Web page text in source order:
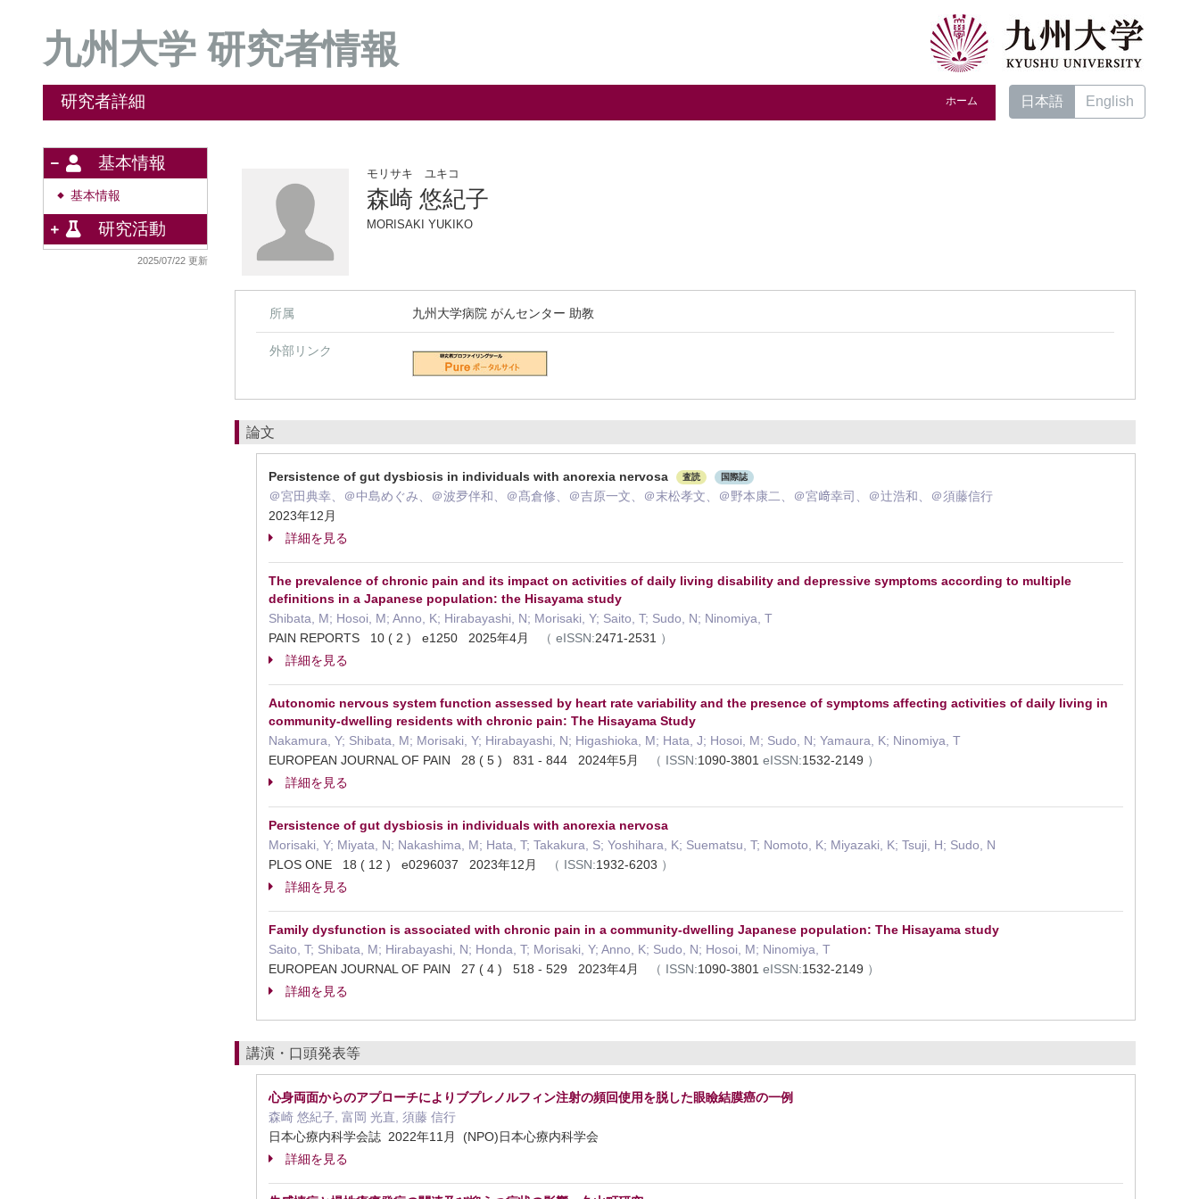
九州大学 研究者情報
研究者詳細 ホーム 日本語 English
基本情報
◆ 基本情報
研究活動
2025/07/22 更新
モリサキ ユキコ
森崎 悠紀子
MORISAKI YUKIKO
所属 九州大学病院 がんセンター 助教
外部リンク
論文
Persistence of gut dysbiosis in individuals with anorexia nervosa 査読 国際誌
＠宮田典幸、＠中島めぐみ、＠波夛伴和、＠髙倉修、＠吉原一文、＠末松孝文、＠野本康二、＠宮﨑幸司、＠辻浩和、＠須藤信行
2023年12月
詳細を見る
The prevalence of chronic pain and its impact on activities of daily living disability and depressive symptoms according to multiple
definitions in a Japanese population: the Hisayama study
Shibata, M; Hosoi, M; Anno, K; Hirabayashi, N; Morisaki, Y; Saito, T; Sudo, N; Ninomiya, T
PAIN REPORTS 10 ( 2 ) e1250 2025年4月
（ eISSN:2471-2531 ）
詳細を見る
Autonomic nervous system function assessed by heart rate variability and the presence of symptoms affecting activities of daily living in
community-dwelling residents with chronic pain: The Hisayama Study
Nakamura, Y; Shibata, M; Morisaki, Y; Hirabayashi, N; Higashioka, M; Hata, J; Hosoi, M; Sudo, N; Yamaura, K; Ninomiya, T
EUROPEAN JOURNAL OF PAIN 28 ( 5 ) 831 - 844 2024年5月
（ ISSN:1090-3801 eISSN:1532-2149 ）
詳細を見る
Persistence of gut dysbiosis in individuals with anorexia nervosa
Morisaki, Y; Miyata, N; Nakashima, M; Hata, T; Takakura, S; Yoshihara, K; Suematsu, T; Nomoto, K; Miyazaki, K; Tsuji, H; Sudo, N
PLOS ONE 18 ( 12 ) e0296037 2023年12月
（ ISSN:1932-6203 ）
詳細を見る
Family dysfunction is associated with chronic pain in a community-dwelling Japanese population: The Hisayama study
Saito, T; Shibata, M; Hirabayashi, N; Honda, T; Morisaki, Y; Anno, K; Sudo, N; Hosoi, M; Ninomiya, T
EUROPEAN JOURNAL OF PAIN 27 ( 4 ) 518 - 529 2023年4月
（ ISSN:1090-3801 eISSN:1532-2149 ）
詳細を見る
講演・口頭発表等
心身両面からのアプローチによりブプレノルフィン注射の頻回使用を脱した眼瞼結膜癌の一例
森崎 悠紀子, 富岡 光直, 須藤 信行
日本心療内科学会誌 2022年11月 (NPO)日本心療内科学会
詳細を見る